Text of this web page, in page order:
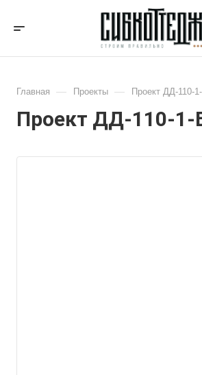
Главная — Проекты — Проект ДД-110-
Проект ДД-110-1-